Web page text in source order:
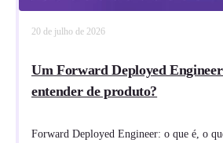
20 de julho de 2026
Um Forward Deployed
entender de produto?
Forward Deployed Engineer: o que é, o